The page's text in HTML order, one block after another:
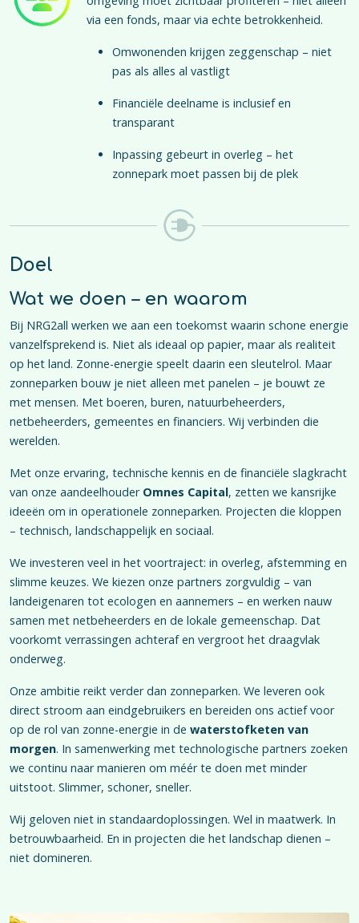
via een fonds, maar via echte betrokkenheid.
Omwonenden krijgen zeggenschap – niet
pas als alles al vastligt
Financiële deelname is inclusief en
transparant
Inpassing gebeurt in overleg – het
zonnepark moet passen bij de plek
Doel
Wat we doen – en waarom
Bij NRG2all werken we aan een toekomst waarin schone energie
vanzelfsprekend is. Niet als ideaal op papier, maar als realiteit
op het land. Zonne-energie speelt daarin een sleutelrol. Maar
zonneparken bouw je niet alleen met panelen – je bouwt ze
met mensen. Met boeren, buren, natuurbeheerders,
netbeheerders, gemeentes en financiers. Wij verbinden die
werelden.
Met onze ervaring, technische kennis en de financiële slagkracht
van onze aandeelhouder Omnes Capital, zetten we kansrijke
ideeën om in operationele zonneparken. Projecten die kloppen
– technisch, landschappelijk en sociaal.
We investeren veel in het voortraject: in overleg, afstemming en
slimme keuzes. We kiezen onze partners zorgvuldig – van
landeigenaren tot ecologen en aannemers – en werken nauw
samen met netbeheerders en de lokale gemeenschap. Dat
voorkomt verrassingen achteraf en vergroot het draagvlak
onderweg.
Onze ambitie reikt verder dan zonneparken. We leveren ook
direct stroom aan eindgebruikers en bereiden ons actief voor
op de rol van zonne-energie in de waterstofketen van
morgen. In samenwerking met technologische partners zoeken
we continu naar manieren om méér te doen met minder
uitstoot. Slimmer, schoner, sneller.
Wij geloven niet in standaardoplossingen. Wel in maatwerk. In
betrouwbaarheid. En in projecten die het landschap dienen –
niet domineren.